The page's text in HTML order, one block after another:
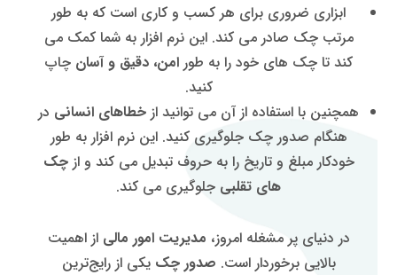
ابزاری ضروری برای هر کسب و کاری است که به طور
مرتب چک صادر می کند. این نرم افزار به شما کمک می
کند تا چک های خود را به طورامن، دقیق و آسان چاپ
کنید.
همچنین با استفاده از آن می توانید از خطاهای انسانی در
هنگام صدور چک جلوگیری کنید. این نرم افزار به طور
خودکار مبلغ و تاریخ را به حروف تبدیل می کند و ازچک
های تقلبی جلوگیری می کند.
در دنیای پر مشغله امروز، مدیریت امور مالی از اهمیت
بالایی برخوردار است. صدور چک یکی از رایج‌ترین